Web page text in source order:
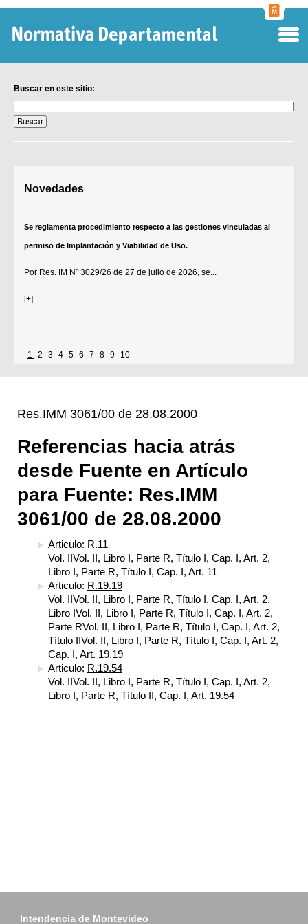
Buscar en este sitio:
en
este
sitio:
Novedades
Se reglamenta procedimiento respecto a las gestiones vinculadas al
permiso de Implantación y Viabilidad de Uso.
Por Res. IM Nº 3029/26 de 27 de julio de 2026, se...
[+]
1 2 3 4 5 6 7 8 9 10
Res.IMM 3061/00 de 28.08.2000
Referencias hacia atrás
desde Fuente en Artículo
para Fuente: Res.IMM
3061/00 de 28.08.2000
Articulo: R.11
Vol. IIVol. II, Libro I, Parte R, Título I, Cap. I, Art. 2,
Libro I, Parte R, Título I, Cap. I, Art. 11
Articulo: R.19.19
Vol. IIVol. II, Libro I, Parte R, Título I, Cap. I, Art. 2,
Libro IVol. II, Libro I, Parte R, Título I, Cap. I, Art. 2,
Parte RVol. II, Libro I, Parte R, Título I, Cap. I, Art. 2,
Título IIVol. II, Libro I, Parte R, Título I, Cap. I, Art. 2,
Cap. I, Art. 19.19
Articulo: R.19.54
Vol. IIVol. II, Libro I, Parte R, Título I, Cap. I, Art. 2,
Libro I, Parte R, Título II, Cap. I, Art. 19.54
Intendencia de Montevideo